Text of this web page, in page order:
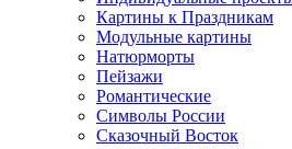
Картины к Праздникам
Модульные картины
Натюрморты
Пейзажи
Романтические
Символы России
Сказочный Восток